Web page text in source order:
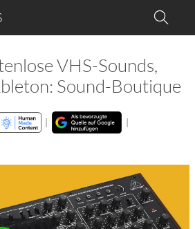
VHS-Sounds,
Sound-Boutique
|
|